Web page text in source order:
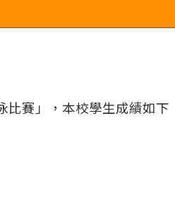
比賽」，本校學生成績如下